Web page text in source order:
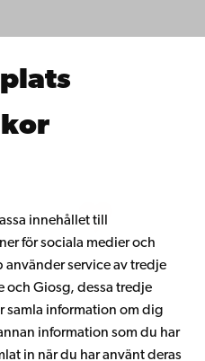
innehållet till
för sociala medier och
använder service av tredje
och Giosg, dessa tredje
samla information om dig
information som du har
in när du har använt deras
alumnnätverk
LinkedIn Blog Snapchat